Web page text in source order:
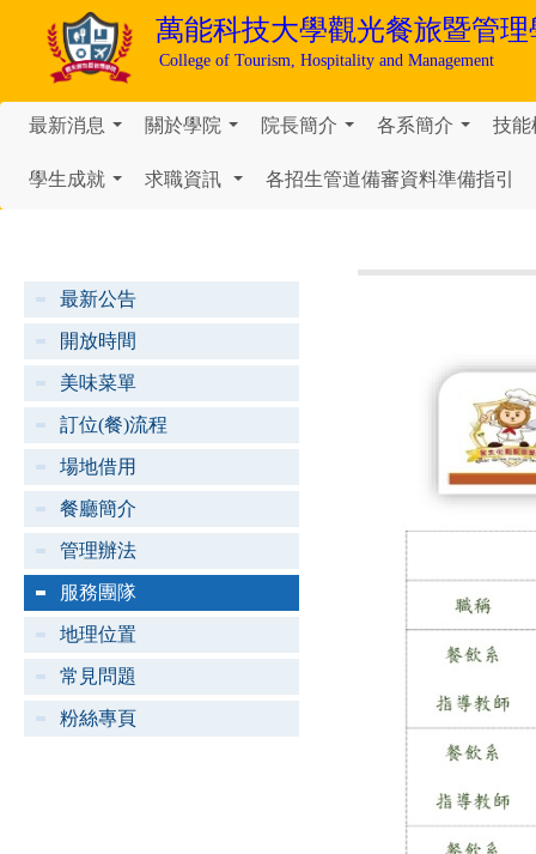
萬能科技大學觀光餐旅暨管理
College of Tourism, Hospitality and Management
最新消息 關於學院 院長簡介 各系簡介 技能
學生成就 求職資訊 各招生管道備審資料準備指引
最新公告
開放時間
美味菜單
訂位(餐)流程
場地借用
餐廳簡介
管理辦法
服務團隊
地理位置
常見問題
粉絲專頁